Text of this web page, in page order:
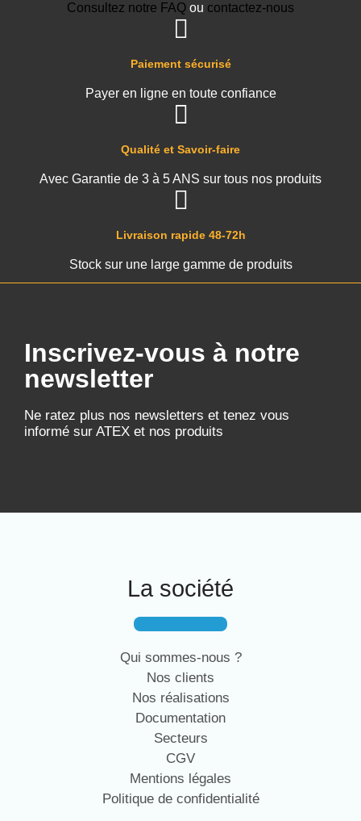
Livraison rapide 48-72h
Stock sur une large gamme de produits
Qualité et Savoir-faire
Avec Garantie de 3 à 5 ANS sur tous nos produits
Paiement sécurisé
Payer en ligne en toute confiance
Consultez notre FAQ ou contactez-nous
Inscrivez-vous à notre
newsletter
Ne ratez plus nos newsletters et tenez vous
informé sur ATEX et nos produits
La société
Qui sommes-nous ?
Nos clients
Nos réalisations
Documentation
Secteurs
CGV
Mentions légales
Politique de confidentialité